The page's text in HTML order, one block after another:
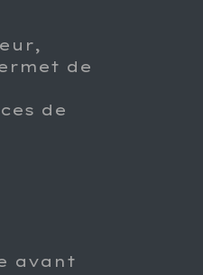
de
de
avant